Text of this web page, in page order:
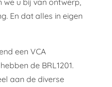
u bij van ontwerp,
En dat alles in eigen
een VCA
de BRL1201.
aan de diverse